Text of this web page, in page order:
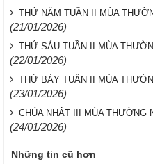
THỨ NĂM TUẦN II MÙA
(21/01/2026)
THỨ SÁU TUẦN II MÙA
(22/01/2026)
THỨ BẢY TUẦN II MÙA
(23/01/2026)
CHÚA NHẬT III MÙA THƯỜNG
(24/01/2026)
Những tin cũ hơn